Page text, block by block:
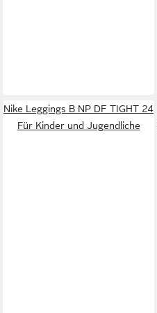
Nike Leggings B NP DF TIGHT 24
Für Kinder und Jugendliche